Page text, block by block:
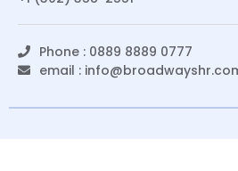
Phone : 0889 8889 0777
email :